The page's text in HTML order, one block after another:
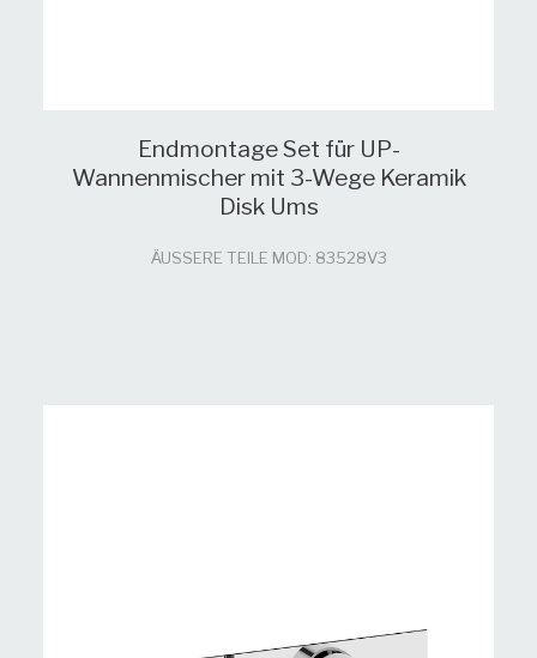
Endmontage Set für UP-
Wannenmischer mit 3-Wege Keramik
Disk Ums
ÄUSSERE TEILE MOD: 83528V3